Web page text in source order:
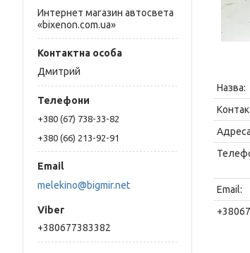
Интернет магазин автосвета
«bixenon.com.ua»
Дмитрий
+380 (67) 738-33-82
+380 (66) 213-92-91
melekino@bigmir.net
+380677383382